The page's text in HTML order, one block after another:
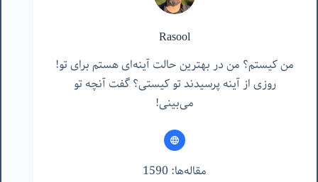
Rasool
من کیستم؟ من در بهترین حالت آینه‌ای هستم برای تو!
روزی از آینه پرسیدند تو کیستی؟ گفت آنچه تو
می‌بینی!
مقاله‌ها: 1590